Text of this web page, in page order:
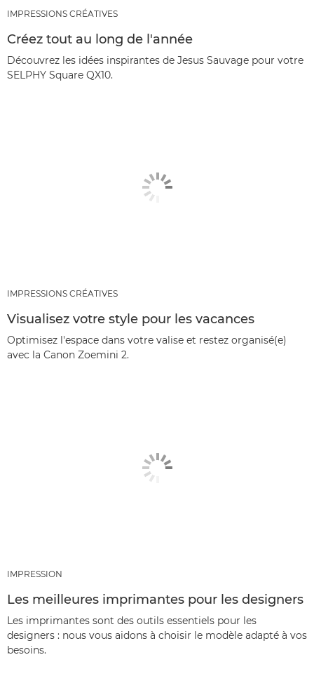
IMPRESSIONS CRÉATIVES
Créez tout au long de l'année
Découvrez les idées inspirantes de Jesus Sauvage pour votre
SELPHY Square QX10.
IMPRESSIONS CRÉATIVES
Visualisez votre style pour les vacances
Optimisez l'espace dans votre valise et restez organisé(e)
avec la Canon Zoemini 2.
IMPRESSION
Les meilleures imprimantes pour les designers
Les imprimantes sont des outils essentiels pour les
designers : nous vous aidons à choisir le modèle adapté à vos
besoins.